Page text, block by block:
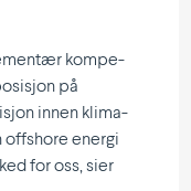
kompe­
på
innen klima-
offshore energi
for oss, sier